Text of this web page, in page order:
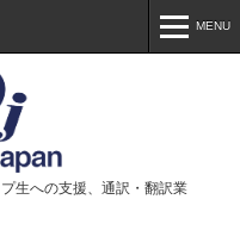
生への支援、通訳・翻訳業
MENU